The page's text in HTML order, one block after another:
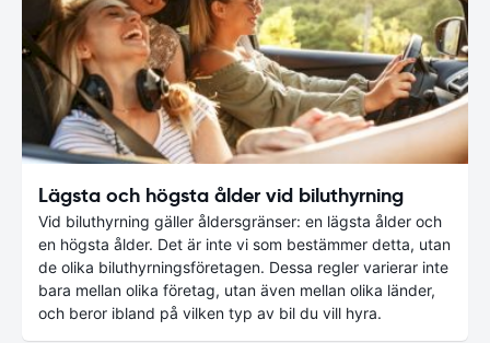
Lägsta och högsta ålder vid biluthyrning
Vid biluthyrning gäller åldersgränser: en lägsta ålder och
en högsta ålder. Det är inte vi som bestämmer detta, utan
de olika biluthyrningsföretagen. Dessa regler varierar inte
bara mellan olika företag, utan även mellan olika länder,
och beror ibland på vilken typ av bil du vill hyra.